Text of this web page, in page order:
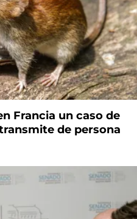
Francia un caso de
de persona